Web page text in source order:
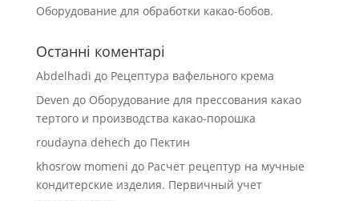
Оборудование для обработки какао-бобов.
Останні коментарі
Abdelhadi до Рецептура вафельного крема
Deven до Оборудование для прессования какао
тертого и производства какао-порошка
roudayna dehech до Пектин
khosrow momeni до Расчет рецептур на мучные
кондитерские изделия. Первичный учет